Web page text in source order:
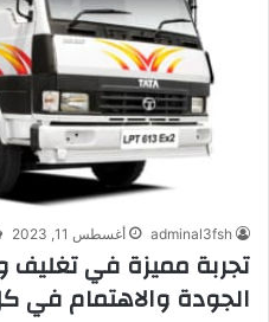
adminal3fsh أغسطس 11, 2023
تجربة مميزة في تغليف
الجودة والاهتمام في